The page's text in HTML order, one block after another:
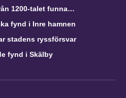
1200-talet funna…
fynd i Inre hamnen
stadens ryssförsvar
fynd i Skälby